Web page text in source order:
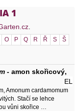
1
O P Q R Ř S
Š
- amon skořicový,
EL
Amonum cardamomum
Stačí se lehce
vůni skořice …